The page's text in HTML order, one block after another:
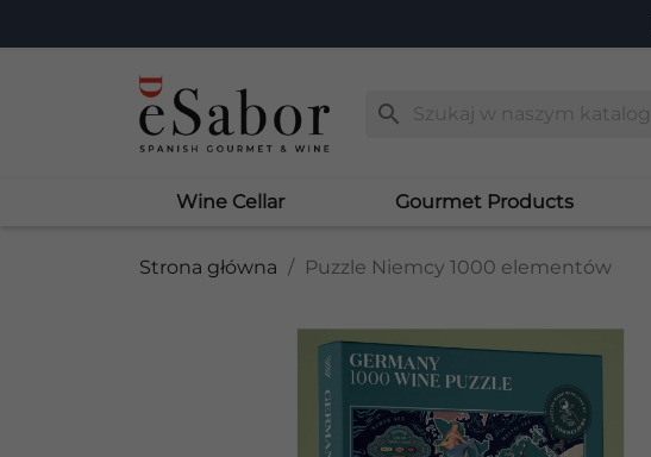
search
Wine Cellar Gourmet Products
Strona główna Puzzle Niemcy 1000 elementów